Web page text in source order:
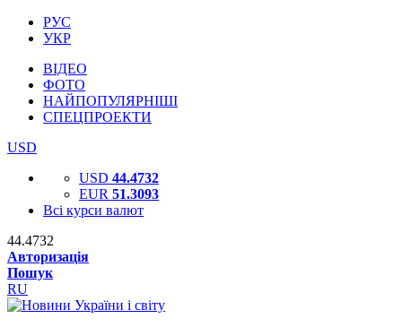
РУС
УКР
ВІДЕО
ФОТО
НАЙПОПУЛЯРНІШІ
СПЕЦПРОЕКТИ
USD
USD 44.4732
EUR 51.3093
Всі курси валют
44.4732
Авторизація
Пошук
RU